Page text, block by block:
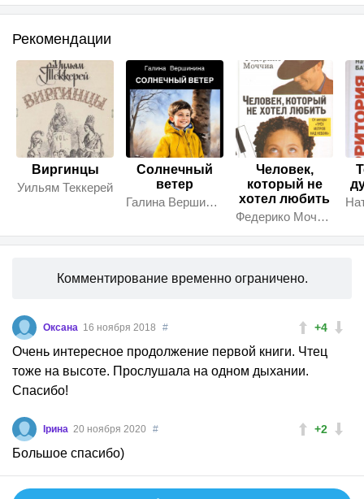
Рекомендации
Виргинцы
Уильям Теккерей
Солнечный
ветер
Галина Вершинина
Человек,
который не
хотел любить
Федерико Моччиа
Комментирование временно ограничено.
+4
Оксана 16 ноября 2018 #
Очень интересное продолжение первой книги. Чтец
тоже на высоте. Прослушала на одном дыхании.
Спасибо!
+2
Ірина 20 ноября 2020 #
Большое спасибо)